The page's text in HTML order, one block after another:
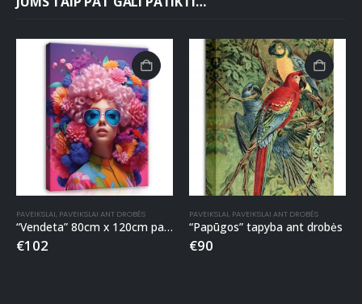
PAVEIKSLAI PAVEIKSLAI ANT DROBĖS
“Vendeta” 80cm x 120cm paveikslas ant drobės
€102
PAVEIKSLAI PAVEIKSLAI ANT DROBĖS
“Papūgos” tapyba ant drobės
€90